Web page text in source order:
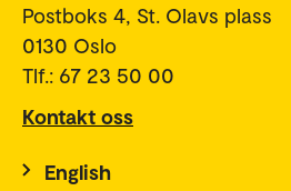
Postboks 4, St. Olavs plass
0130 Oslo
Tlf.: 67 23 50 00
Kontakt oss
English